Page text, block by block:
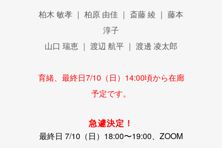
柏木 敏孝 ｜ 柏原 由佳 ｜ 斎藤 綾 ｜ 藤本
淳子
山口 瑞恵 ｜ 渡辺 航平 ｜ 渡邊 凌太郎
育緒、最終日7/10（日）14:00頃から在廊
予定です。
急遽決定！
最終日 7/10（日）18:00〜19:00、ZOOM